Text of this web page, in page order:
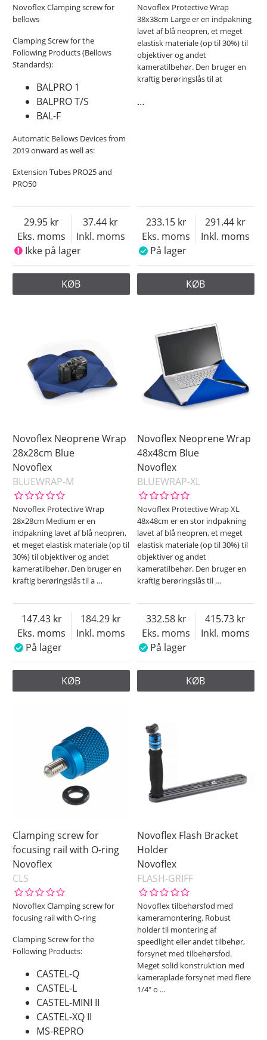
Novoflex Clamping screw for
bellows
Clamping Screw for the
Following Products (Bellows
Standards):
BALPRO 1
BALPRO T/S
BAL-F
Automatic Bellows Devices from
2019 onward as well as:
Extension Tubes PRO25 and
PRO50
Eks. moms
29.95
Inkl. moms
37.44
Ikke på lager
KØB
Novoflex Protective Wrap
38x38cm Large er en indpakning
lavet af blå neopren, et meget
elastisk materiale (op til 30%) til
objektiver og andet
kameratilbehør. Den bruger en
kraftig berøringslås til at
…
Eks. moms
233.15
Inkl. moms
291.44
På lager
KØB
Novoflex Neoprene Wrap
28x28cm Blue
Novoflex
BLUEWRAP-M
Novoflex Protective Wrap
28x28cm Medium er en
indpakning lavet af blå neopren,
et meget elastisk materiale (op til
30%) til objektiver og andet
kameratilbehør. Den bruger en
kraftig berøringslås til a …
Eks. moms
147.43
Inkl. moms
184.29
På lager
KØB
Novoflex Neoprene Wrap
48x48cm Blue
Novoflex
BLUEWRAP-XL
Novoflex Protective Wrap XL
48x48cm er en stor indpakning
lavet af blå neopren, et meget
elastisk materiale (op til 30%) til
objektiver og andet
kameratilbehør. Den bruger en
kraftig berøringslås til …
Eks. moms
332.58
Inkl. moms
415.73
På lager
KØB
Clamping screw for
focusing rail with O-ring
Novoflex
CLS
Novoflex Clamping screw for
focusing rail with O-ring
Clamping Screw for the
Following Products:
CASTEL-Q
CASTEL-L
CASTEL-MINI II
CASTEL-XQ II
MS-REPRO
Novoflex Flash Bracket
Holder
Novoflex
FLASH-GRIFF
Novoflex tilbehørsfod med
kameramontering. Robust
holder til montering af
speedlight eller andet tilbehør,
forsynet med tilbehørsfod.
Meget solid konstruktion med
kameraplade forsynet med flere
1/4" o …